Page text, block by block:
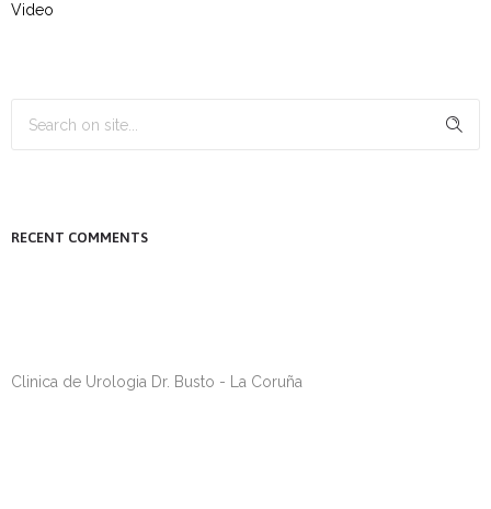
Video
RECENT COMMENTS
Clinica de Urologia Dr. Busto - La Coruña